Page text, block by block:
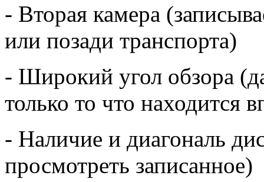
- Вторая камера
или позади транспорта)
- Широкий угол обзора
только то что находится
- Наличие и диагональ
просмотреть записанное)